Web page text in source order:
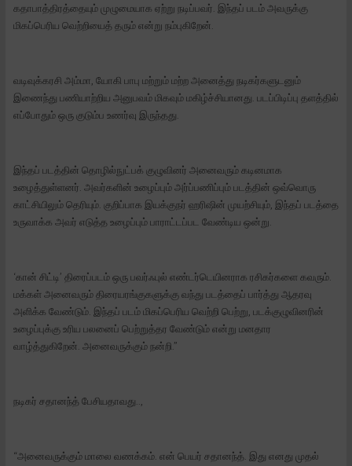
கதாபாத்திரத்தையும் முழுமையாக ஏற்று நடிப்பவர். இந்தப் படம் அவருக்கு
மிகப்பெரிய வெற்றியைத் தரும் என்று நம்புகிறேன்.
வடிவுக்கரசி அம்மா, யோகி பாபு மற்றும் மற்ற அனைத்து நடிகர்களுடனும்
இணைந்து பணியாற்றிய அனுபவம் மிகவும் மகிழ்ச்சியானது. படப்பிடிப்பு தளத்தில்
எப்போதும் ஒரு குடும்ப உணர்வு இருந்தது.
இந்தப் படத்தின் தொழில்நுட்பக் குழுவினர் அனைவரும் கடினமாக
உழைத்துள்ளனர். அவர்களின் உழைப்பும் அர்ப்பணிப்பும் படத்தின் ஒவ்வொரு
காட்சியிலும் தெரியும். குறிப்பாக இயக்குநர் ஹரிஷின் முயற்சியும், இந்தப் படத்தை
உருவாக்க அவர் எடுத்த உழைப்பும் பாராட்டப்பட வேண்டிய ஒன்று.
‘கான் சிட்டி’ திரைப்படம் ஒரு பவர்ஃபுல் எண்டர்டெயினராக ரசிகர்களை கவரும்.
மக்கள் அனைவரும் திரையரங்குகளுக்கு வந்து படத்தைப் பார்த்து ஆதரவு
அளிக்க வேண்டும். இந்தப் படம் மிகப்பெரிய வெற்றி பெற்று, படக்குழுவினரின்
உழைப்புக்கு உரிய பலனைப் பெற்றுத்தர வேண்டும் என்று மனதார
வாழ்த்துகிறேன். அனைவருக்கும் நன்றி.”
நடிகர் சதானந்த் பேசியதாவது..,
“அனைவருக்கும் மாலை வணக்கம். என் பெயர் சதானந்த். இது எனது முதல்